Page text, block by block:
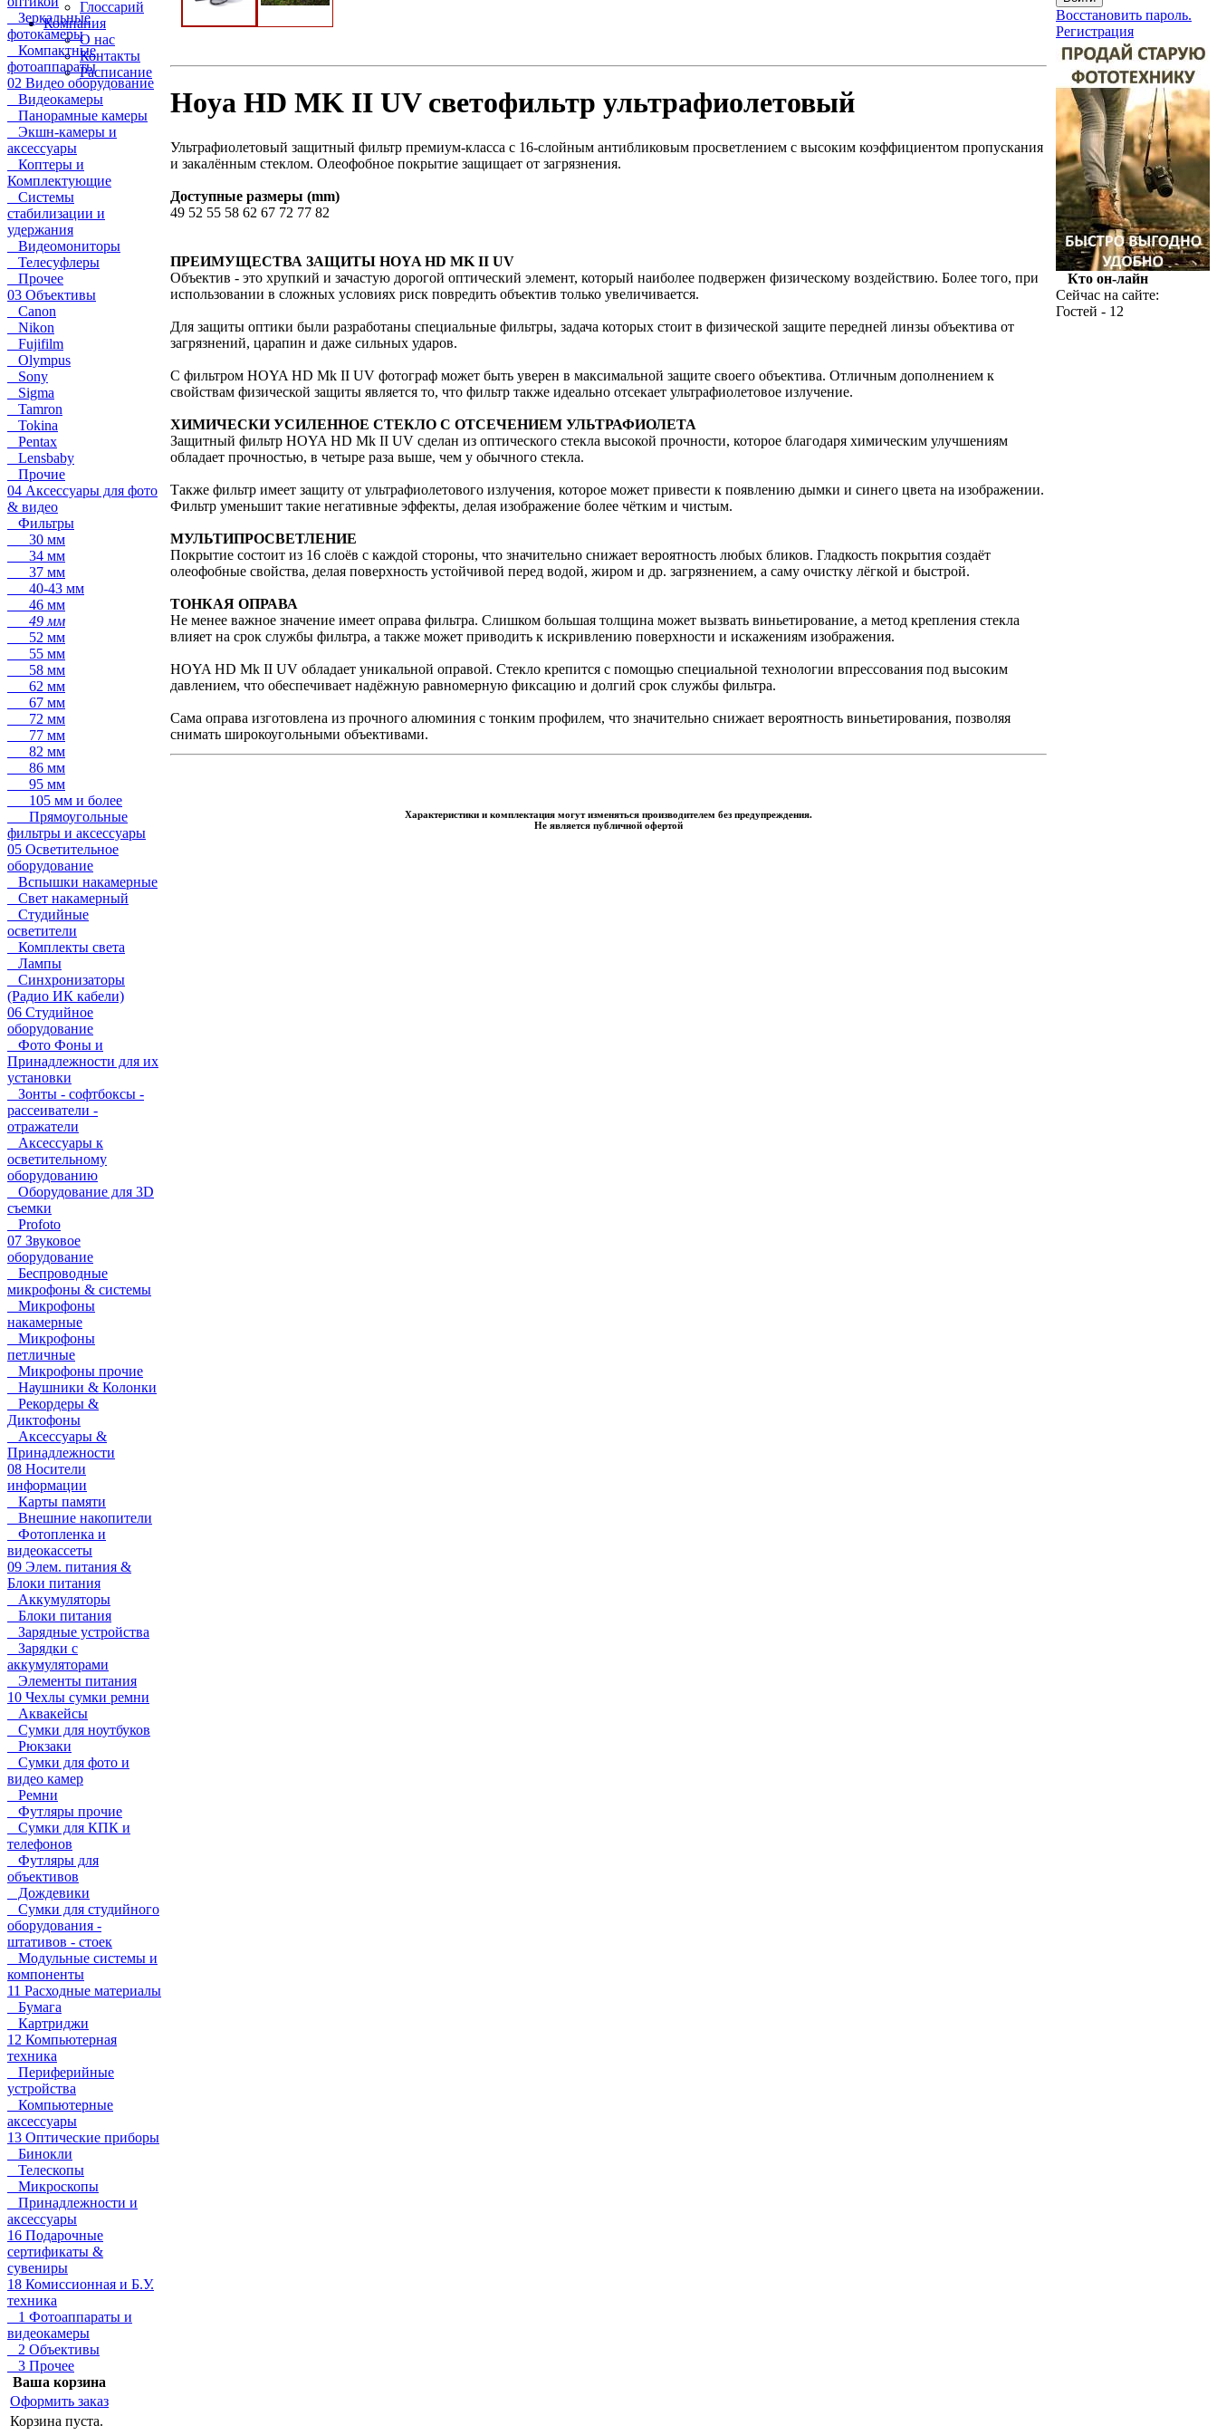
Глоссарий
Компания
О нас
Контакты
Расписание
Зеркальные
фотокамеры
Компактные
фотоаппараты
02 Видео оборудование
Видеокамеры
Панорамные камеры
Экшн-камеры и
аксессуары
Коптеры и
Комплектующие
Системы
стабилизации и
удержания
Видеомониторы
Телесуфлеры
Прочее
03 Объективы
Canon
Nikon
Fujifilm
Olympus
Sony
Sigma
Tamron
Tokina
Pentax
Lensbaby
Прочие
04 Аксессуары для фото
& видео
Фильтры
30 мм
34 мм
37 мм
40-43 мм
46 мм
49 мм
52 мм
55 мм
58 мм
62 мм
67 мм
72 мм
77 мм
82 мм
86 мм
95 мм
105 мм и более
Прямоугольные
фильтры и аксессуары
05 Осветительное
оборудование
Вспышки накамерные
Свет накамерный
Студийные
осветители
Комплекты света
Лампы
Синхронизаторы
(Радио ИК кабели)
06 Студийное
оборудование
Фото Фоны и
Принадлежности для их
установки
Зонты - софтбоксы -
рассеиватели -
отражатели
Аксессуары к
осветительному
оборудованию
Оборудование для 3D
съемки
Profoto
07 Звуковое
оборудование
Беспроводные
микрофоны & системы
Микрофоны
накамерные
Микрофоны
петличные
Микрофоны прочие
Наушники & Колонки
Рекордеры &
Диктофоны
Аксессуары &
Принадлежности
08 Носители
информации
Карты памяти
Внешние накопители
Фотопленка и
видеокассеты
09 Элем. питания &
Блоки питания
Аккумуляторы
Блоки питания
Зарядные устройства
Зарядки с
аккумуляторами
Элементы питания
10 Чехлы сумки ремни
Аквакейсы
Сумки для ноутбуков
Рюкзаки
Сумки для фото и
видео камер
Ремни
Футляры прочие
Сумки для КПК и
телефонов
Футляры для
объективов
Дождевики
Сумки для студийного
оборудования -
штативов - стоек
Модульные системы и
компоненты
11 Расходные материалы
Бумага
Картриджи
12 Компьютерная
техника
Периферийные
устройства
Компьютерные
аксессуары
13 Оптические приборы
Бинокли
Телескопы
Микроскопы
Принадлежности и
аксессуары
16 Подарочные
сертификаты &
сувениры
18 Комиссионная и Б.У.
техника
1 Фотоаппараты и
видеокамеры
2 Объективы
3 Прочее
Ваша корзина
Оформить заказ
Корзина пуста.
Hoya HD MK II UV светофильтр ультрафиолетовый
Ультрафиолетовый защитный фильтр премиум-класса с 16-слойным антибликовым просветлением с высоким коэффициентом пропускания
и закалённым стеклом. Олеофобное покрытие защищает от загрязнения.
Доступные размеры (mm)
49 52 55 58 62 67 72 77 82
ПРЕИМУЩЕСТВА ЗАЩИТЫ HOYA HD MK II UV
Объектив - это хрупкий и зачастую дорогой оптический элемент, который наиболее подвержен физическому воздействию. Более того, при
использовании в сложных условиях риск повредить объектив только увеличивается.
Для защиты оптики были разработаны специальные фильтры, задача которых стоит в физической защите передней линзы объектива от
загрязнений, царапин и даже сильных ударов.
С фильтром HOYA HD Mk II UV фотограф может быть уверен в максимальной защите своего объектива. Отличным дополнением к
свойствам физической защиты является то, что фильтр также идеально отсекает ультрафиолетовое излучение.
ХИМИЧЕСКИ УСИЛЕННОЕ СТЕКЛО С ОТСЕЧЕНИЕМ УЛЬТРАФИОЛЕТА
Защитный фильтр HOYA HD Mk II UV сделан из оптического стекла высокой прочности, которое благодаря химическим улучшениям
обладает прочностью, в четыре раза выше, чем у обычного стекла.
Также фильтр имеет защиту от ультрафиолетового излучения, которое может привести к появлению дымки и синего цвета на изображении.
Фильтр уменьшит такие негативные эффекты, делая изображение более чётким и чистым.
МУЛЬТИПРОСВЕТЛЕНИЕ
Покрытие состоит из 16 слоёв с каждой стороны, что значительно снижает вероятность любых бликов. Гладкость покрытия создаёт
олеофобные свойства, делая поверхность устойчивой перед водой, жиром и др. загрязнением, а саму очистку лёгкой и быстрой.
ТОНКАЯ ОПРАВА
Не менее важное значение имеет оправа фильтра. Слишком большая толщина может вызвать виньетирование, а метод крепления стекла
влияет на срок службы фильтра, а также может приводить к искривлению поверхности и искажениям изображения.
HOYA HD Mk II UV обладает уникальной оправой. Стекло крепится с помощью специальной технологии впрессования под высоким
давлением, что обеспечивает надёжную равномерную фиксацию и долгий срок службы фильтра.
Сама оправа изготовлена из прочного алюминия с тонким профилем, что значительно снижает вероятность виньетирования, позволяя
снимать широкоугольными объективами.
Характеристики и комплектация могут изменяться производителем без предупреждения.
Не является публичной офертой
Восстановить пароль.
Регистрация
Кто он-лайн
Сейчас на сайте:
Гостей - 12